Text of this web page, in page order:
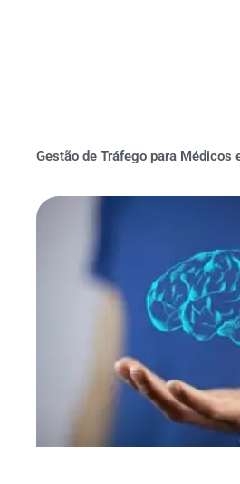
Gestão de Tráfego para Médicos